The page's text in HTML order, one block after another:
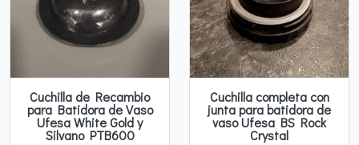
Cuchilla de Recambio
para Batidora de Vaso
Ufesa White Gold y
Silvano PTB600
Cuchilla completa con
junta para batidora de
vaso Ufesa BS Rock
Crystal